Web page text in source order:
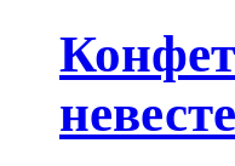
невесте